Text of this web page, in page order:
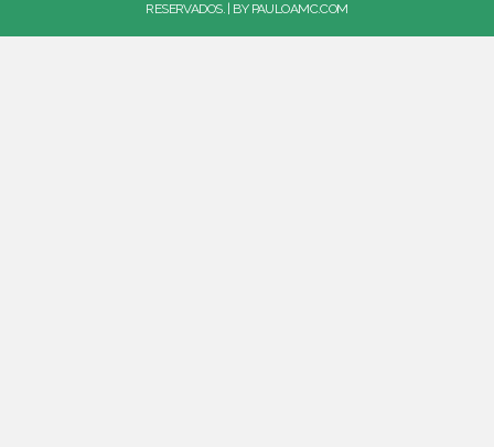
RESERVADOS. | BY PAULOAMC.COM